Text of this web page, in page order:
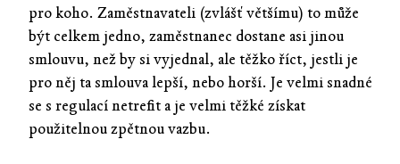
pro koho. Zaměstnavateli (zvlášť většímu) to může
být celkem jedno, zaměstnanec dostane asi jinou
smlouvu, než by si vyjednal, ale těžko říct, jestli je
pro něj ta smlouva lepší, nebo horší. Je velmi snadné
se s regulací netrefit a je velmi těžké získat
použitelnou zpětnou vazbu.